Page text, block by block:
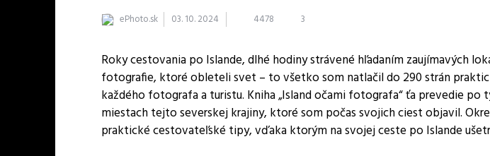
ePhoto.sk 03. 10. 2024 4478 3
Roky cestovania po Islande, dlhé hodiny strávené hľadaním zaujímavých
fotografie, ktoré obleteli svet – to všetko som natlačil do 290 strán
každého fotografa a turistu. Kniha „Island očami fotografa“ ťa prevedie
miestach tejto severskej krajiny, ktoré som počas svojich ciest objavil.
praktické cestovateľské tipy, vďaka ktorým na svojej ceste po Islande